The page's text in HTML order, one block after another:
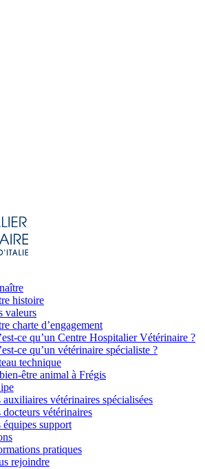
histoire
valeurs
charte d’engagement
ce qu’un Centre Hospitalier Vétérinaire ?
ce qu’un vétérinaire spécialiste ?
technique
être animal à Frégis
auxiliaires vétérinaires spécialisées
docteurs vétérinaires
équipes support
pratiques
rejoindre